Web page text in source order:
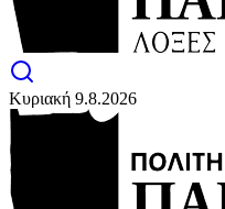
Κυριακή 9.8.2026